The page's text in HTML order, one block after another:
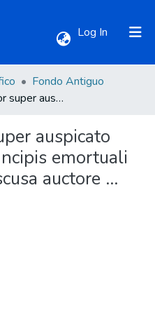
Log In (current)
Fondo Antiguo
Dialogi quattuor super auspicato Hispania[rum] p[ri]ncipis emortuali die / Iacobo a villascusa auctore ... incipiu[n]tur.
auspicato
emortuali
auctore ...